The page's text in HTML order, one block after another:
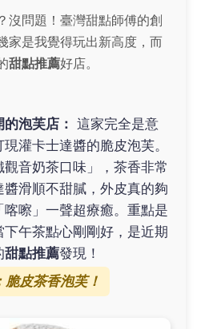
沒問題！臺灣甜點師傅的創
家是我覺得玩出新高度，而
甜點推薦好店。
泡芙店： 這家完全是意
灌卡士達醬的脆皮泡芙。
音奶茶口味」，茶香非常
醬滑順不甜膩，外皮真的夠
喀嚓」一聲超療癒。重點是
下午茶點心剛剛好，是近期
甜點推薦發現！
脆皮茶香泡芙！